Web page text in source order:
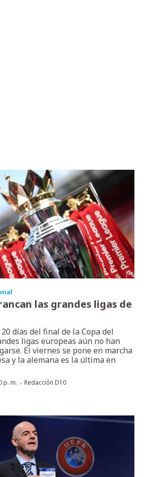
las grandes ligas de
días del final de la Copa del
ligas europeas aún no han
El viernes se pone en marcha
y la alemana es la última en
p. m. · Redacción D10